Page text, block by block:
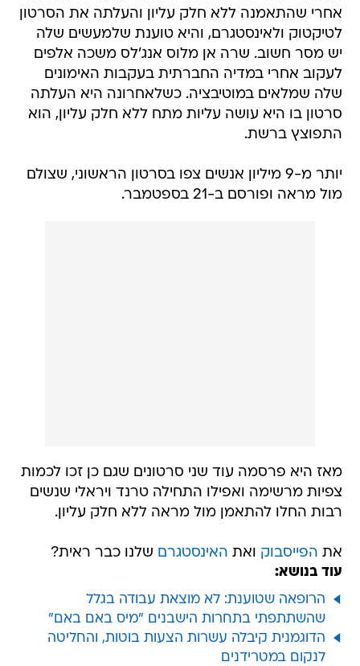
אחרי שהתאמנה ללא חלק עליון והעלתה את הסרטון
לטיקטוק ולאינסטגרם, והיא טוענת שלמעשים שלה
יש מסר חשוב. שרה אן מלוס אנג'לס משכה אלפים
לעקוב אחרי במדיה החברתית בעקבות האימונים
שלה שמלאים במוטיבציה. כשלאחרונה היא העלתה
סרטון בו היא עושה עליות מתח ללא חלק עליון, הוא
התפוצץ ברשת.
יותר מ-9 מיליון אנשים צפו בסרטון הראשוני, שצולם
מול מראה ופורסם ב-21 בספטמבר.
מאז היא פרסמה עוד שני סרטונים שגם כן זכו לכמות
צפיות מרשימה ואפילו התחילה טרנד ויראלי שנשים
רבות החלו להתאמן מול מראה ללא חלק עליון.
את הפייסבוק ואת האינסטגרם שלנו כבר ראית?
עוד בנושא:
הרופאה שטוענת: לא מוצאת עבודה בגלל
שהשתתפתי בתחרות הישבנים "מיס באם באם"
הדוגמנית קיבלה עשרות הצעות בוטות, והחליטה
לנקום במטרידנים